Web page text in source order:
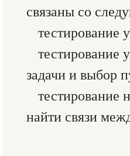
связаны со
тестирование
тестирование
задачи и выбор
тестирование
найти связи